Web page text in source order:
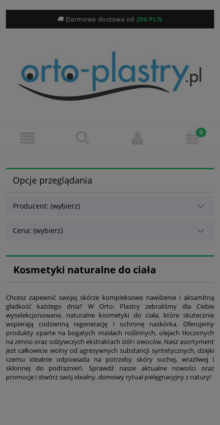
🚚 Darmowa dostawa od250 PLN
Opcje przeglądania
Producent: (wybierz)
Cena: (wybierz)
Kosmetyki naturalne do ciała
Chcesz zapewnić swojej skórze kompleksowe nawilżenie i aksamitną
gładkość każdego dnia? W Orto- Plastry zebraliśmy dla Ciebie
wyselekcjonowane, naturalne kosmetyki do ciała, które skutecznie
wspierają codzienną regenerację i ochronę naskórka. Oferujemy
produkty oparte na bogatych masłach roślinnych, olejach tłoczonych
na zimno oraz odżywczych ekstraktach ziół i owoców. Nasz asortyment
jest całkowicie wolny od agresywnych substancji syntetycznych, dzięki
czemu idealnie odpowiada na potrzeby skóry suchej, wrażliwej i
skłonnej do podrażnień. Sprawdź nasze aktualne nowości oraz
promocje i stwórz swój idealny, domowy rytuał pielęgnacyjny z natury!